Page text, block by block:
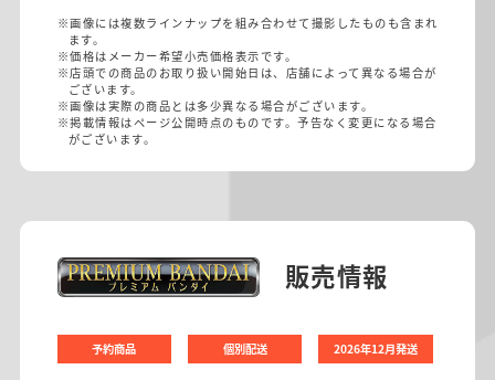
※画像には複数ラインナップを組み合わせて撮影したものも含まれ
ます。
※価格はメーカー希望小売価格表示です。
※店頭での商品のお取り扱い開始日は、店舗によって異なる場合が
ございます。
※画像は実際の商品とは多少異なる場合がございます。
※掲載情報はページ公開時点のものです。予告なく変更になる場合
がございます。
販売情報
予約商品 個別配送 2026年12月発送